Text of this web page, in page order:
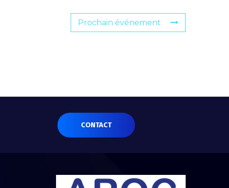
Prochain événement
CONTACT